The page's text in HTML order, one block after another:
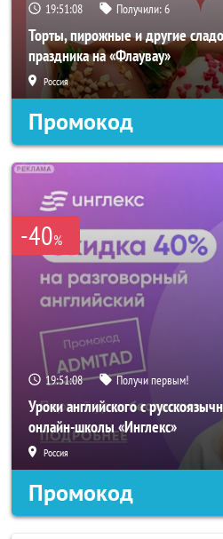
19:51:06 Получили:6
Торты, пирожные и другие
праздника на «Флаувау»
Россия
Промокод
-40%
19:51:06 Получи первым!
Уроки английского с
онлайн-школы «Инглекс»
Россия
Промокод